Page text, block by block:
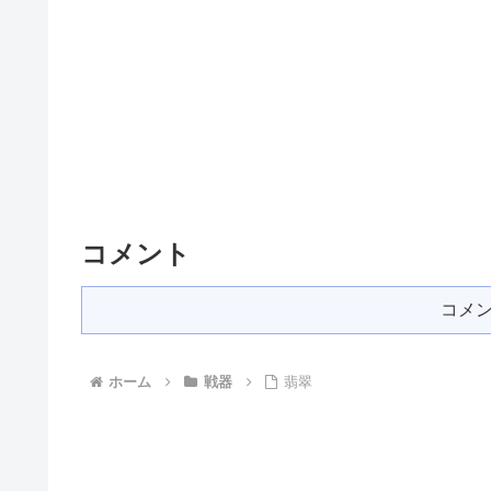
コメント
コメ
ホーム 戦器 翡翠